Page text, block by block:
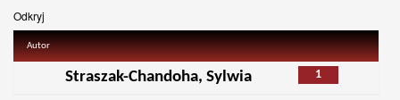
Odkryj
Autor
1
Straszak-Chandoha, Sylwia